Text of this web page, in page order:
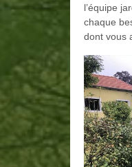
l’équipe
chaque
dont vous